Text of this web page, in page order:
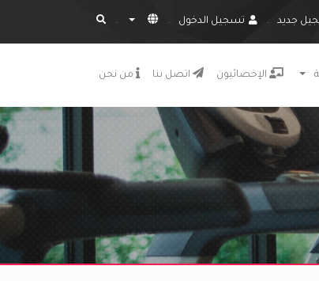
جديد تسجيل الدخول
الإخصائيون اتصل بنا من نحن